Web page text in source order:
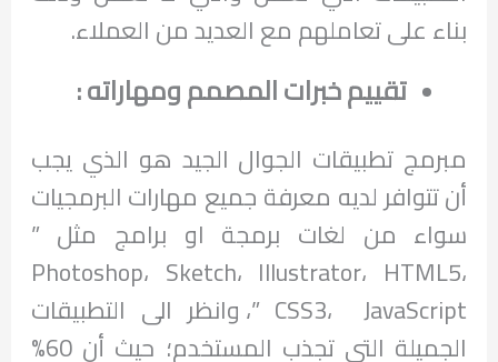
بناء على تعاملهم مع العديد من العملاء.
تقييم خبرات المصمم ومهاراته :
مبرمج تطبيقات الجوال الجيد هو الذي يجب
أن تتوافر لديه معرفة جميع مهارات البرمجيات
سواء من لغات برمجة او برامج مثل ”
Photoshop، Sketch، Illustrator، HTML5،
CSS3، JavaScript”، وانظر الى التطبيقات
الجميلة التي تجذب المستخدم؛ حيث أن 60%